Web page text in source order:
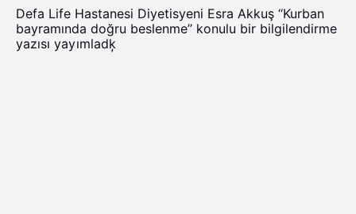
Defa Life Hastanesi Diyetisyeni Esra Akkuş ‘‘Kurban
bayramında doğru beslenme’’ konulu bir bilgilendirme
yazısı yayımladķ